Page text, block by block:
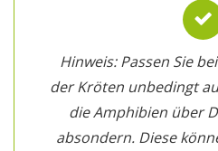
Hinweis: Passen Sie
der Kröten unbedingt
die Amphibien über
absondern. Diese